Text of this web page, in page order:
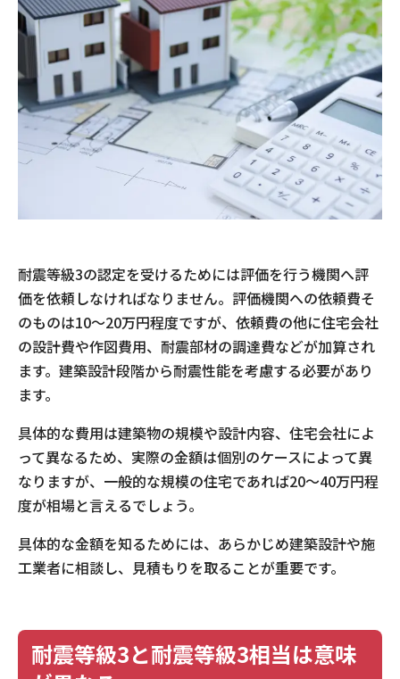
耐震等級3の認定を受けるためには評価を行う機関へ評
価を依頼しなければなりません。評価機関への依頼費そ
のものは10〜20万円程度ですが、依頼費の他に住宅会社
の設計費や作図費用、耐震部材の調達費などが加算され
ます。建築設計段階から耐震性能を考慮する必要があり
ます。
具体的な費用は建築物の規模や設計内容、住宅会社によ
って異なるため、実際の金額は個別のケースによって異
なりますが、一般的な規模の住宅であれば20〜40万円程
度が相場と言えるでしょう。
具体的な金額を知るためには、あらかじめ建築設計や施
工業者に相談し、見積もりを取ることが重要です。
耐震等級3と耐震等級3相当は意味